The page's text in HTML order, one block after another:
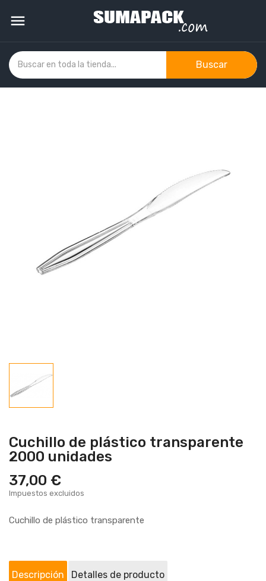

Buscar
Cuchillo de plástico transparente
2000 unidades
37,00 €
Impuestos excluidos
Cuchillo de plástico transparente
Descripción Detalles de producto